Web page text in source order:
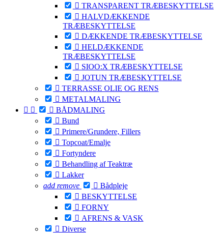
 TRANSPARENT TRÆBESKYTTELSE
 HALVDÆKKENDE
TRÆBESKYTTELSE
 DÆKKENDE TRÆBESKYTTELSE
 HELDÆKKENDE
TRÆBESKYTTELSE
 SIOO:X TRÆBESKYTTELSE
 JOTUN TRÆBESKYTTELSE
 TERRASSE OLIE OG RENS
 METALMALING
   BÅDMALING
 Bund
 Primere/Grundere, Fillers
 Topcoat/Emalje
 Fortyndere
 Behandling af Teaktræ
 Lakker
add remove  Bådpleje
 BESKYTTELSE
 FORNY
 AFRENS & VASK
 Diverse